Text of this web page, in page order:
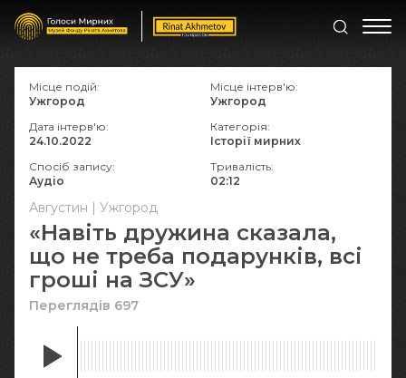
Августин | Ужгород
«Навіть дружина сказала,
що не треба подарунків, всі
гроші на ЗСУ»
Переглядів 697
Місце подій:
Ужгород
Місце інтерв'ю:
Ужгород
Дата інтерв'ю:
24.10.2022
Категорія:
Історії мирних
Спосіб запису:
Аудіо
Тривалість:
02:12